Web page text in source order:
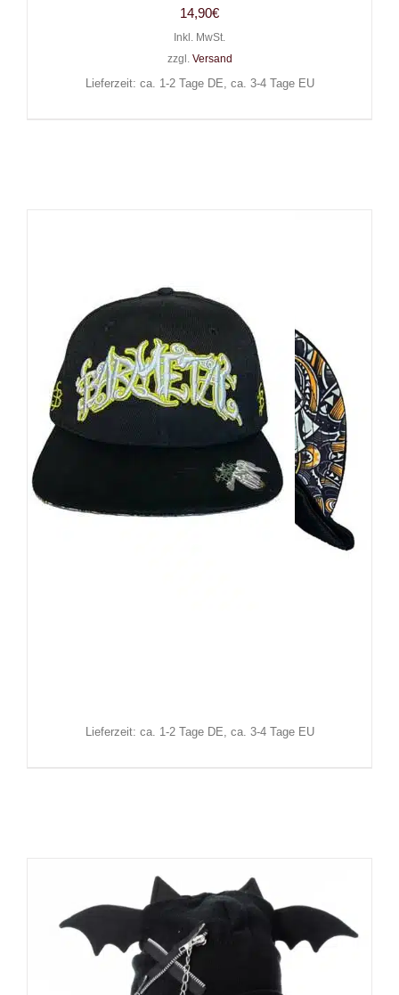
14,90€
Inkl. MwSt.
zzgl. Versand
Lieferzeit: ca. 1-2 Tage DE, ca. 3-4 Tage EU
Lieferzeit: ca. 1-2 Tage DE, ca. 3-4 Tage EU